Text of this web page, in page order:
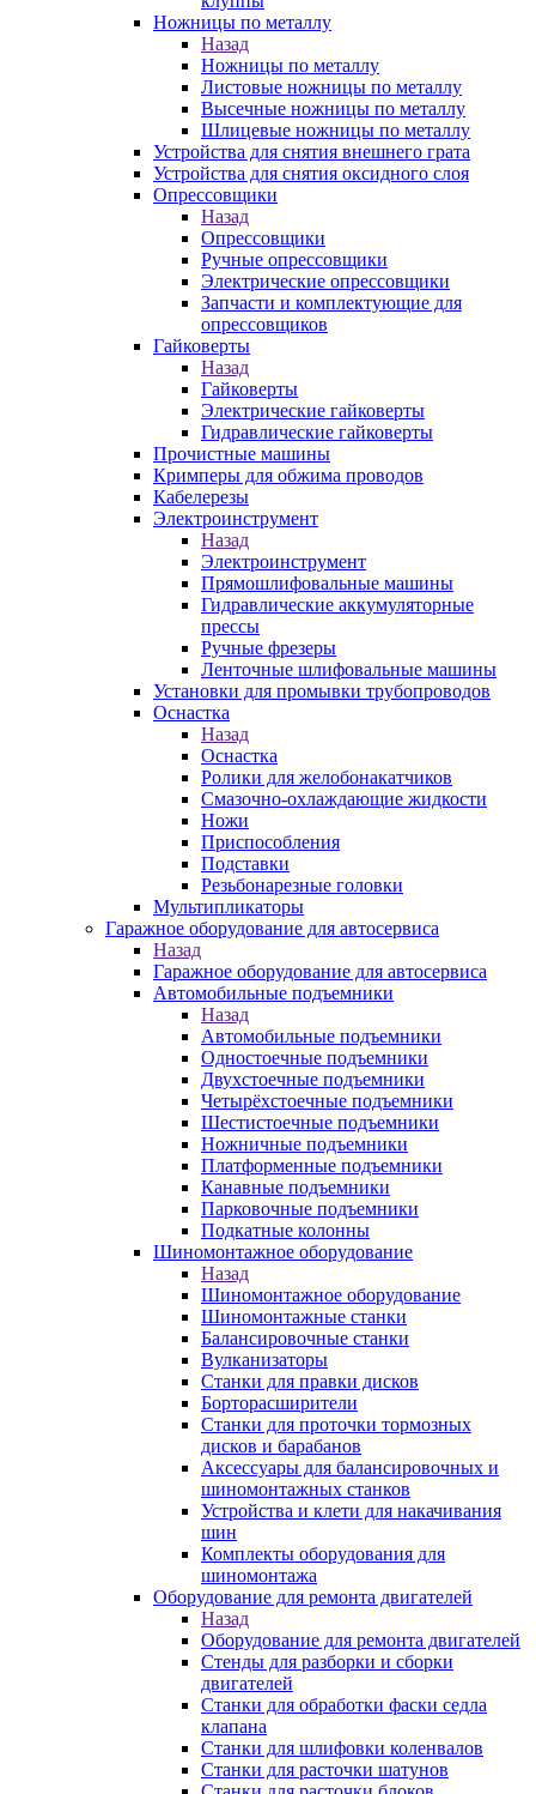
Ножницы по металлу
Назад
Ножницы по металлу
Листовые ножницы по металлу
Высечные ножницы по металлу
Шлицевые ножницы по металлу
Устройства для снятия внешнего грата
Устройства для снятия оксидного слоя
Опрессовщики
Назад
Опрессовщики
Ручные опрессовщики
Электрические опрессовщики
Запчасти и комплектующие для
опрессовщиков
Гайковерты
Назад
Гайковерты
Электрические гайковерты
Гидравлические гайковерты
Прочистные машины
Кримперы для обжима проводов
Кабелерезы
Электроинструмент
Назад
Электроинструмент
Прямошлифовальные машины
Гидравлические аккумуляторные
прессы
Ручные фрезеры
Ленточные шлифовальные машины
Установки для промывки трубопроводов
Оснастка
Назад
Оснастка
Ролики для желобонакатчиков
Смазочно-охлаждающие жидкости
Ножи
Приспособления
Подставки
Резьбонарезные головки
Мультипликаторы
Гаражное оборудование для автосервиса
Назад
Гаражное оборудование для автосервиса
Автомобильные подъемники
Назад
Автомобильные подъемники
Одностоечные подъемники
Двухстоечные подъемники
Четырёхстоечные подъемники
Шестистоечные подъемники
Ножничные подъемники
Платформенные подъемники
Канавные подъемники
Парковочные подъемники
Подкатные колонны
Шиномонтажное оборудование
Назад
Шиномонтажное оборудование
Шиномонтажные станки
Балансировочные станки
Вулканизаторы
Станки для правки дисков
Борторасширители
Станки для проточки тормозных
дисков и барабанов
Аксессуары для балансировочных и
шиномонтажных станков
Устройства и клети для накачивания
шин
Комплекты оборудования для
шиномонтажа
Оборудование для ремонта двигателей
Назад
Оборудование для ремонта двигателей
Стенды для разборки и сборки
двигателей
Станки для обработки фаски седла
клапана
Станки для шлифовки коленвалов
Станки для расточки шатунов